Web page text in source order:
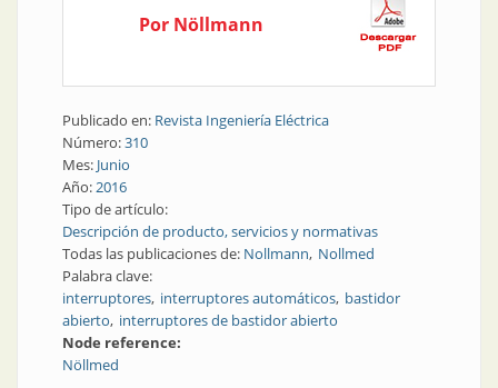
Por Nöllmann
Publicado en: Revista Ingeniería Eléctrica
Número:310
Mes: Junio
Año:2016
Tipo de artículo:
Descripción de producto, servicios y normativas
Todas las publicaciones de: Nollmann Nollmed
Palabra clave:
interruptores interruptores automáticos bastidor
abierto interruptores de bastidor abierto
Node reference:
Nöllmed